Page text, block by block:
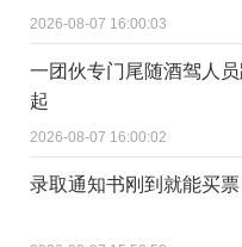
2026-08-07 16:00:03
一团伙专门尾随酒驾人
起
2026-08-07 16:00:02
录取通知书刚到就能买